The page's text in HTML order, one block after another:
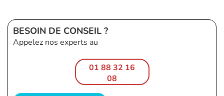
BESOIN DE CONSEIL ?
Appelez nos experts au
01 88 32 16
08